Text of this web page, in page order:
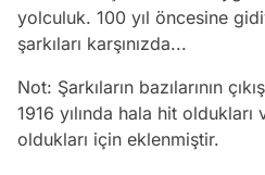
yolculuk. 100 yıl öncesine
şarkıları karşınızda...
Not: Şarkıların bazılarının
1916 yılında hala hit
oldukları için eklenmiştir.